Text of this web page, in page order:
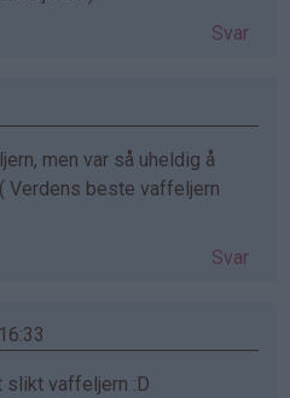
Svar
men var så uheldig å
Verdens beste vaffeljern
Svar
vaffeljern :D